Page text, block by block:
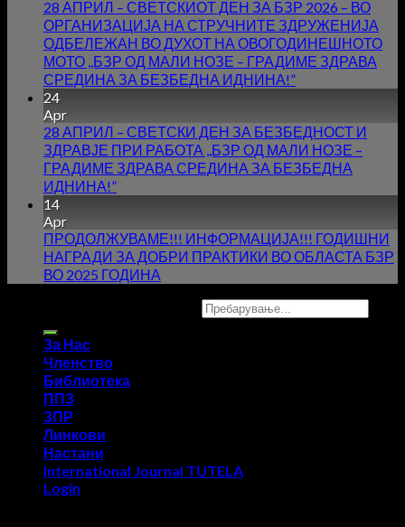
28 АПРИЛ – СВЕТСКИОТ ДЕН ЗА БЗР 2026 – ВО
ОРГАНИЗАЦИЈА НА СТРУЧНИТЕ ЗДРУЖЕНИЈА
ОДБЕЛЕЖАН ВО ДУХОТ НА ОВОГОДИНЕШНОТО
МОТО ,,БЗР ОД МАЛИ НОЗЕ – ГРАДИМЕ ЗДРАВА
СРЕДИНА ЗА БЕЗБЕДНА ИДНИНА!”
24
Apr
28 АПРИЛ – СВЕТСКИ ДЕН ЗА БЕЗБЕДНОСТ И
ЗДРАВЈЕ ПРИ РАБОТА ,,БЗР ОД МАЛИ НОЗЕ –
ГРАДИМЕ ЗДРАВА СРЕДИНА ЗА БЕЗБЕДНА
ИДНИНА!”
14
Apr
ПРОДОЛЖУВАМЕ!!! ИНФОРМАЦИЈА!!! ГОДИШНИ
НАГРАДИ ЗА ДОБРИ ПРАКТИКИ ВО ОБЛАСТА БЗР
ВО 2025 ГОДИНА
За Нас
Членство
Библиотека
ППЗ
ЗПР
Линкови
Настани
International Journal TUTELA
Login